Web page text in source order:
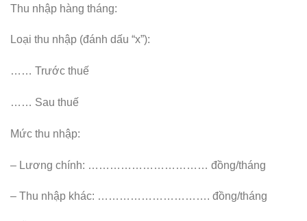
Thu nhập hàng tháng:
Loại thu nhập (đánh dấu “x”):
…… Trước thuế
…… Sau thuế
Mức thu nhập:
– Lương chính: …………………………… đồng/tháng
– Thu nhập khác: …………………………. đồng/tháng